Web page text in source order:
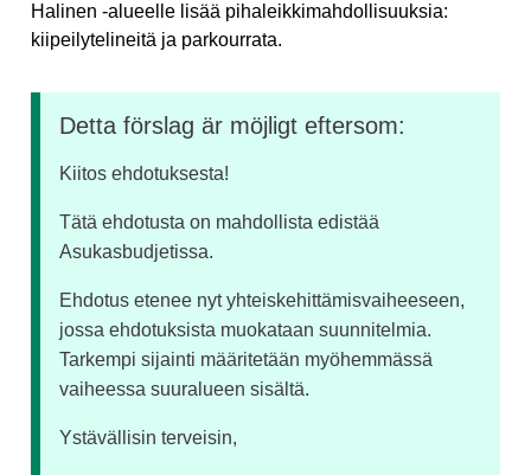
Halinen -alueelle lisää pihaleikkimahdollisuuksia:
kiipeilytelineitä ja parkourrata.
Detta förslag är möjligt eftersom:
Kiitos ehdotuksesta!
Tätä ehdotusta on mahdollista edistää
Asukasbudjetissa.
Ehdotus etenee nyt yhteiskehittämisvaiheeseen,
jossa ehdotuksista muokataan suunnitelmia.
Tarkempi sijainti määritetään myöhemmässä
vaiheessa suuralueen sisältä.
Ystävällisin terveisin,